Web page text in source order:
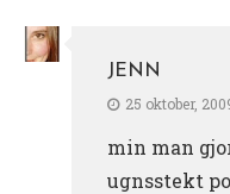
JENN
25 oktober,
min man
ugnsstekt